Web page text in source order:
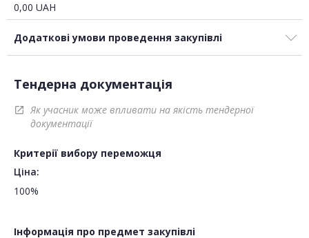
0,00 UAH
Додаткові умови проведення закупівлі
Тендерна документація
open_in_new
Як учасник може впливати на якість тендерної
документації
Критерії вибору переможця
Ціна:
100%
Інформація про предмет закупівлі